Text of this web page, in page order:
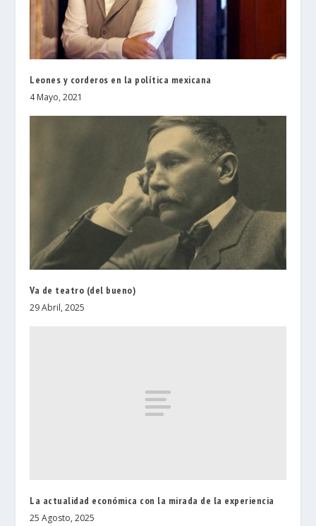
Leones y corderos en la política mexicana
4 Mayo, 2021
Va de teatro (del bueno)
29 Abril, 2025
La actualidad económica con la mirada de la experiencia
25 Agosto, 2025